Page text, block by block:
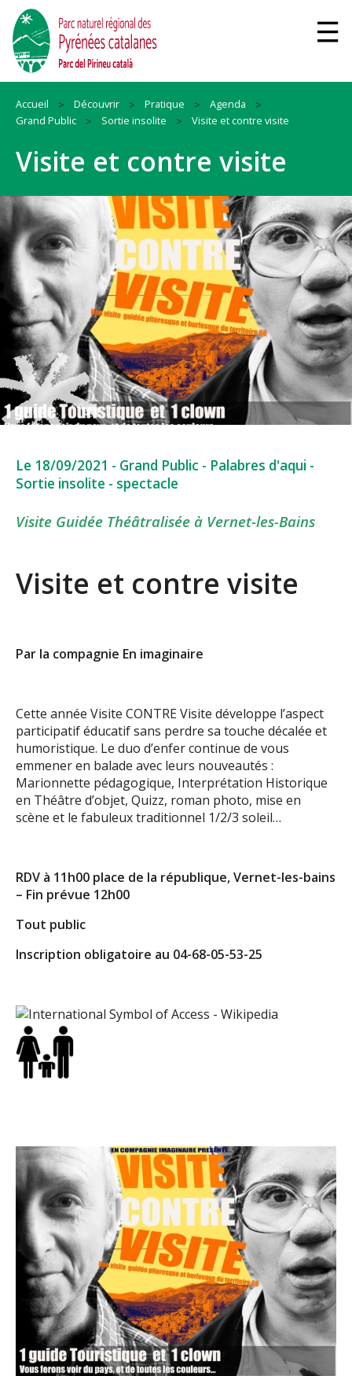
Accueil Découvrir Pratique
Agenda
Grand Public
Sortie insolite Visite et contre visite
Visite et contre visite
Le 18/09/2021 - Grand Public - Palabres d'aqui -
Sortie insolite - spectacle
Visite Guidée Théâtralisée à Vernet-les-Bains
Visite et contre visite
Par la compagnie En imaginaire
Cette année Visite CONTRE Visite développe l’aspect
participatif éducatif sans perdre sa touche décalée et
humoristique. Le duo d’enfer continue de vous
emmener en balade avec leurs nouveautés :
Marionnette pédagogique, Interprétation Historique
en Théâtre d’objet, Quizz, roman photo, mise en
scène et le fabuleux traditionnel 1/2/3 soleil…
RDV à 11h00 place de la république, Vernet-les-bains
– Fin prévue 12h00
Tout public
Inscription obligatoire au 04-68-05-53-25